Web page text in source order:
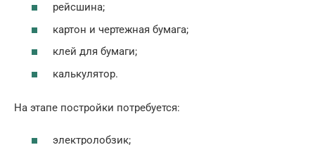
рейсшина;
картон и чертежная бумага;
клей для бумаги;
калькулятор.
На этапе постройки потребуется:
электролобзик;